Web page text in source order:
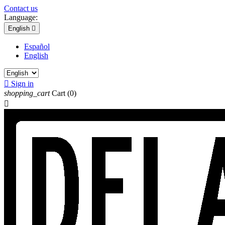
Contact us
Language:
English 
Español
English
 Sign in
shopping_cart Cart (0)
